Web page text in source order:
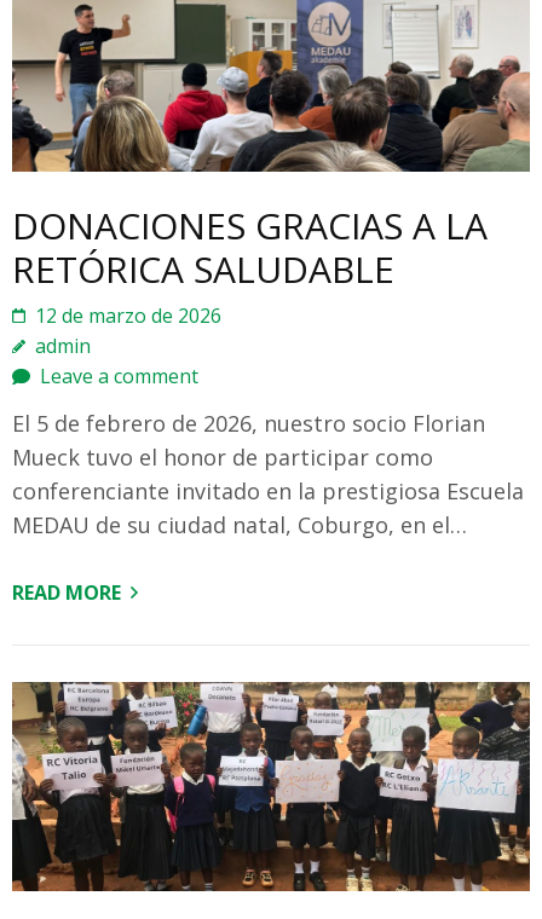
DONACIONES GRACIAS A LA
RETÓRICA SALUDABLE
12 de marzo de 2026
admin
Leave a comment
El 5 de febrero de 2026, nuestro socio Florian
Mueck tuvo el honor de participar como
conferenciante invitado en la prestigiosa Escuela
MEDAU de su ciudad natal, Coburgo, en el…
READ MORE